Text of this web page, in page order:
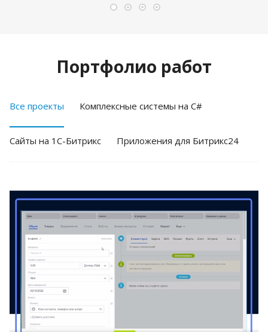
Портфолио работ
Все проекты Комплексные системы на C#
Cайты на 1С-Битрикс Приложения для Битрикс24
Смотреть проект